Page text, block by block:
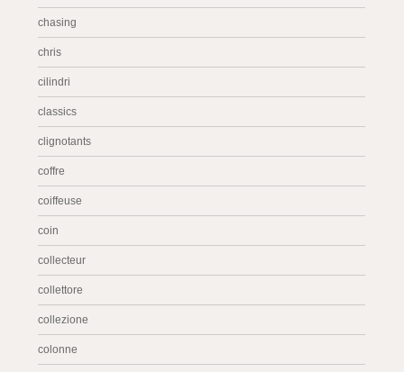
chasing
chris
cilindri
classics
clignotants
coffre
coiffeuse
coin
collecteur
collettore
collezione
colonne